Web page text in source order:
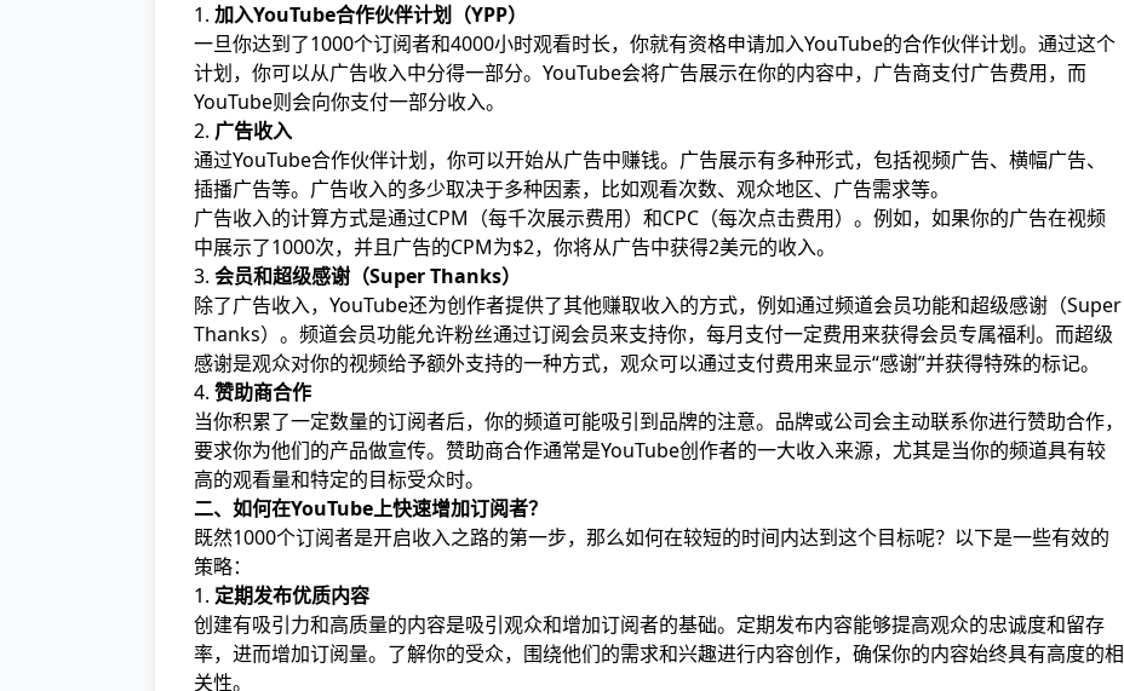
1. 加入YouTube合作伙伴计划（YPP）
一旦你达到了1000个订阅者和4000小时观看时长，你就有资格申请加入YouTube的合作伙伴计划。通过这个
计划，你可以从广告收入中分得一部分。YouTube会将广告展示在你的内容中，广告商支付广告费用，而
YouTube则会向你支付一部分收入。
2. 广告收入
通过YouTube合作伙伴计划，你可以开始从广告中赚钱。广告展示有多种形式，包括视频广告、横幅广告、
插播广告等。广告收入的多少取决于多种因素，比如观看次数、观众地区、广告需求等。
广告收入的计算方式是通过CPM（每千次展示费用）和CPC（每次点击费用）。例如，如果你的广告在视频
中展示了1000次，并且广告的CPM为$2，你将从广告中获得2美元的收入。
3. 会员和超级感谢（Super Thanks）
除了广告收入，YouTube还为创作者提供了其他赚取收入的方式，例如通过频道会员功能和超级感谢（Super
Thanks）。频道会员功能允许粉丝通过订阅会员来支持你，每月支付一定费用来获得会员专属福利。而超级
感谢是观众对你的视频给予额外支持的一种方式，观众可以通过支付费用来显示“感谢”并获得特殊的标记。
4. 赞助商合作
当你积累了一定数量的订阅者后，你的频道可能吸引到品牌的注意。品牌或公司会主动联系你进行赞助合作，
要求你为他们的产品做宣传。赞助商合作通常是YouTube创作者的一大收入来源，尤其是当你的频道具有较
高的观看量和特定的目标受众时。
二、如何在YouTube上快速增加订阅者？
既然1000个订阅者是开启收入之路的第一步，那么如何在较短的时间内达到这个目标呢？以下是一些有效的
策略：
1. 定期发布优质内容
创建有吸引力和高质量的内容是吸引观众和增加订阅者的基础。定期发布内容能够提高观众的忠诚度和留存
率，进而增加订阅量。了解你的受众，围绕他们的需求和兴趣进行内容创作，确保你的内容始终具有高度的相
关性。